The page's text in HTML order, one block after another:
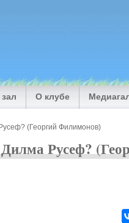
О клубе
(Георгий Филимонов)
Русеф?